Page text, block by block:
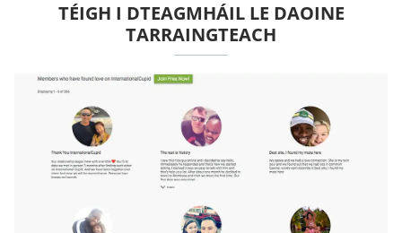
TÉIGH I DTEAGMHÁIL LE DAOINE
TARRAINGTEACH